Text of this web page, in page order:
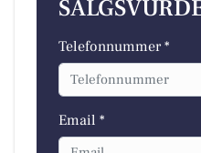
Telefonnummer *
Email *